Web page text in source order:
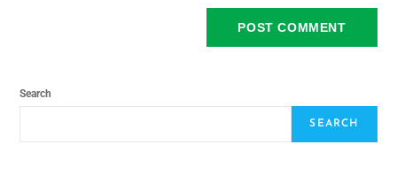
Search
SEARCH